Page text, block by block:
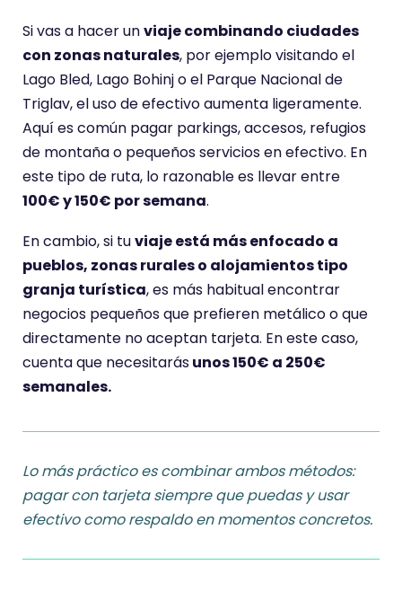
Si vas a hacer unviaje combinando ciudades
con zonas naturales, por ejemplo visitando el
Lago Bled, Lago Bohinj o el Parque Nacional de
Triglav, el uso de efectivo aumenta ligeramente.
Aquí es común pagar parkings, accesos, refugios
de montaña o pequeños servicios en efectivo. En
este tipo de ruta, lo razonable es llevar entre
100€ y 150€ por semana.
En cambio, si tuviaje está más enfocado a
pueblos, zonas rurales o alojamientos tipo
granja turística, es más habitual encontrar
negocios pequeños que prefieren metálico o que
directamente no aceptan tarjeta. En este caso,
cuenta que necesitarásunos 150€ a 250€
semanales.
Lo más práctico es combinar ambos métodos:
pagar con tarjeta siempre que puedas y usar
efectivo como respaldo en momentos concretos.